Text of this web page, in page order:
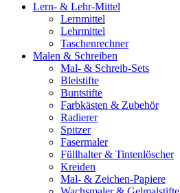
Lern- & Lehr-Mittel
Lernmittel
Lehrmittel
Taschenrechner
Malen & Schreiben
Mal- & Schreib-Sets
Bleistifte
Buntstifte
Farbkästen & Zubehör
Radierer
Spitzer
Fasermaler
Füllhalter & Tintenlöscher
Kreiden
Mal- & Zeichen-Papiere